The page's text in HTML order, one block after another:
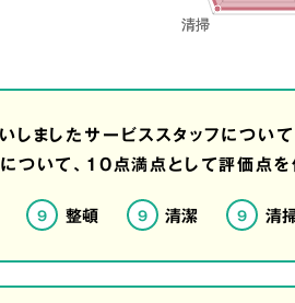
しましたサービススタッフについて
ついて、10点満点として評価点を
9 整頓 9 清潔 9 清